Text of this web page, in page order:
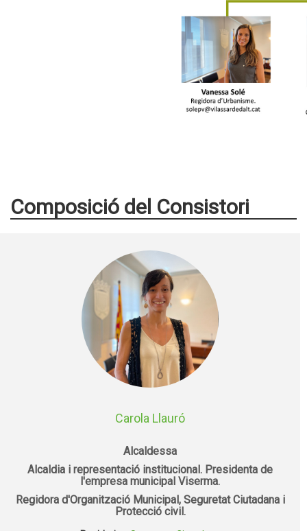
Composició del Consistori
Carola Llauró
Alcaldessa
Alcaldia i representació institucional. Presidenta de
l'empresa municipal Viserma.
Regidora d'Organització Municipal, Seguretat Ciutadana i
Protecció civil.